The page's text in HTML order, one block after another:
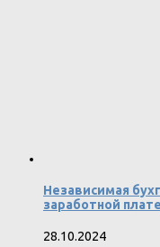
Независимая
заработной плате
28.10.2024